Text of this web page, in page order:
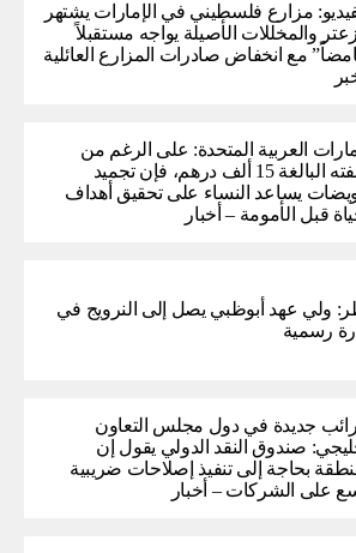
مزارع فلسطيني في الإمارات يشتهر
والمخللات الأصيلة يواجه مستقبلاً
​​مع انخفاض صادرات المزارع العائلية
العربية المتحدة: على الرغم من
تكلفته البالغة 15 ألف درهم، فإن تجميد
يساعد النساء على تحقيق أهداف
قبل الأمومة – أخبار
ولي عهد أبوظبي يصل إلى النرويج في
رسمية
جديدة في دول مجلس التعاون
صندوق النقد الدولي يقول إن
بحاجة إلى تنفيذ إصلاحات ضريبية
على الشركات – أخبار